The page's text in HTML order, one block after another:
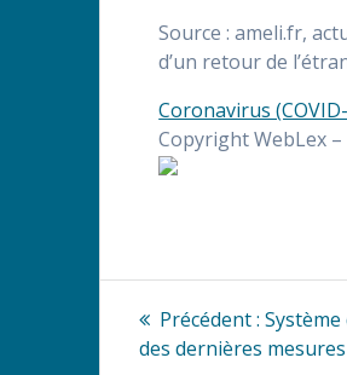
Source : ameli.fr,
d’un retour de
Coronavirus
Copyright WebLex –
Précédent : Article
des dernières mesures